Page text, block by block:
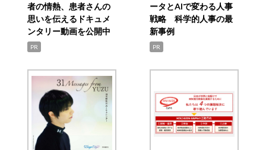
者の情熱、患者さんの
思いを伝えるドキュメ
ンタリー動画を公開中
PR
ータとAIで変わる人事
戦略 科学的人事の最
新事例
PR